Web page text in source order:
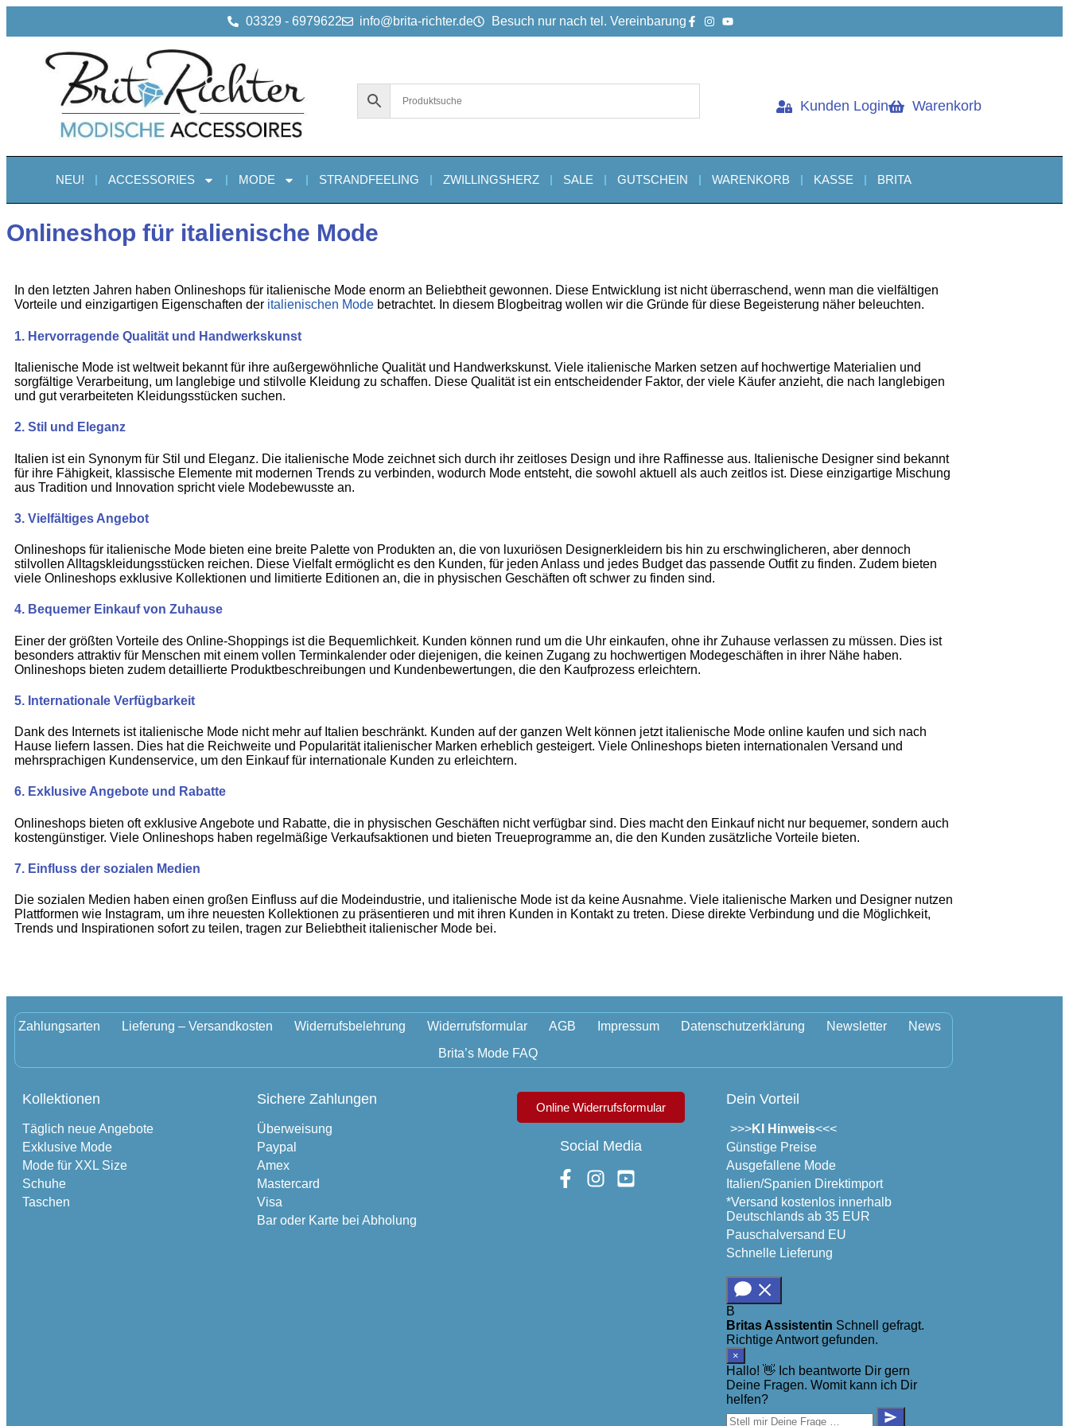
03329 - 6979622 info@brita-richter.de Besuch nur nach tel. Vereinbarung
Kunden Login Warenkorb
NEU! ACCESSORIES MODE STRANDFEELING ZWILLINGSHERZ SALE GUTSCHEIN WARENKORB KASSE BRITA
Onlineshop für italienische Mode
In den letzten Jahren haben Onlineshops für italienische Mode enorm an Beliebtheit gewonnen. Diese Entwicklung ist nicht überraschend, wenn man die vielfältigen
Vorteile und einzigartigen Eigenschaften der italienischen Mode betrachtet. In diesem Blogbeitrag wollen wir die Gründe für diese Begeisterung näher beleuchten.
1. Hervorragende Qualität und Handwerkskunst
Italienische Mode ist weltweit bekannt für ihre außergewöhnliche Qualität und Handwerkskunst. Viele italienische Marken setzen auf hochwertige Materialien und
sorgfältige Verarbeitung, um langlebige und stilvolle Kleidung zu schaffen. Diese Qualität ist ein entscheidender Faktor, der viele Käufer anzieht, die nach langlebigen
und gut verarbeiteten Kleidungsstücken suchen.
2. Stil und Eleganz
Italien ist ein Synonym für Stil und Eleganz. Die italienische Mode zeichnet sich durch ihr zeitloses Design und ihre Raffinesse aus. Italienische Designer sind bekannt
für ihre Fähigkeit, klassische Elemente mit modernen Trends zu verbinden, wodurch Mode entsteht, die sowohl aktuell als auch zeitlos ist. Diese einzigartige Mischung
aus Tradition und Innovation spricht viele Modebewusste an.
3. Vielfältiges Angebot
Onlineshops für italienische Mode bieten eine breite Palette von Produkten an, die von luxuriösen Designerkleidern bis hin zu erschwinglicheren, aber dennoch
stilvollen Alltagskleidungsstücken reichen. Diese Vielfalt ermöglicht es den Kunden, für jeden Anlass und jedes Budget das passende Outfit zu finden. Zudem bieten
viele Onlineshops exklusive Kollektionen und limitierte Editionen an, die in physischen Geschäften oft schwer zu finden sind.
4. Bequemer Einkauf von Zuhause
Einer der größten Vorteile des Online-Shoppings ist die Bequemlichkeit. Kunden können rund um die Uhr einkaufen, ohne ihr Zuhause verlassen zu müssen. Dies ist
besonders attraktiv für Menschen mit einem vollen Terminkalender oder diejenigen, die keinen Zugang zu hochwertigen Modegeschäften in ihrer Nähe haben.
Onlineshops bieten zudem detaillierte Produktbeschreibungen und Kundenbewertungen, die den Kaufprozess erleichtern.
5. Internationale Verfügbarkeit
Dank des Internets ist italienische Mode nicht mehr auf Italien beschränkt. Kunden auf der ganzen Welt können jetzt italienische Mode online kaufen und sich nach
Hause liefern lassen. Dies hat die Reichweite und Popularität italienischer Marken erheblich gesteigert. Viele Onlineshops bieten internationalen Versand und
mehrsprachigen Kundenservice, um den Einkauf für internationale Kunden zu erleichtern.
6. Exklusive Angebote und Rabatte
Onlineshops bieten oft exklusive Angebote und Rabatte, die in physischen Geschäften nicht verfügbar sind. Dies macht den Einkauf nicht nur bequemer, sondern auch
kostengünstiger. Viele Onlineshops haben regelmäßige Verkaufsaktionen und bieten Treueprogramme an, die den Kunden zusätzliche Vorteile bieten.
7. Einfluss der sozialen Medien
Die sozialen Medien haben einen großen Einfluss auf die Modeindustrie, und italienische Mode ist da keine Ausnahme. Viele italienische Marken und Designer nutzen
Plattformen wie Instagram, um ihre neuesten Kollektionen zu präsentieren und mit ihren Kunden in Kontakt zu treten. Diese direkte Verbindung und die Möglichkeit,
Trends und Inspirationen sofort zu teilen, tragen zur Beliebtheit italienischer Mode bei.
Zahlungsarten Lieferung – Versandkosten Widerrufsbelehrung Widerrufsformular AGB Impressum Datenschutzerklärung Newsletter
News
Brita’s Mode FAQ
Kollektionen
Täglich neue Angebote
Exklusive Mode
Mode für XXL Size
Schuhe
Taschen
Sichere Zahlungen
Überweisung
Paypal
Amex
Mastercard
Visa
Bar oder Karte bei Abholung
Online Widerrufsformular
Social Media
Dein Vorteil
>>>KI Hinweis<<<
Günstige Preise
Ausgefallene Mode
Italien/Spanien Direktimport
*Versand kostenlos innerhalb
Deutschlands ab 35 EUR
Pauschalversand EU
Schnelle Lieferung
B
Britas Assistentin Schnell gefragt.
Richtige Antwort gefunden.
×
Hallo! 👋 Ich beantworte Dir gern
Deine Fragen. Womit kann ich Dir
helfen?